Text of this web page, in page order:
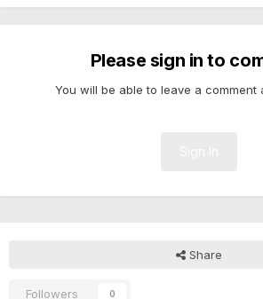
Please sign in to
You will be able to leave a comment
Share
Followers 0